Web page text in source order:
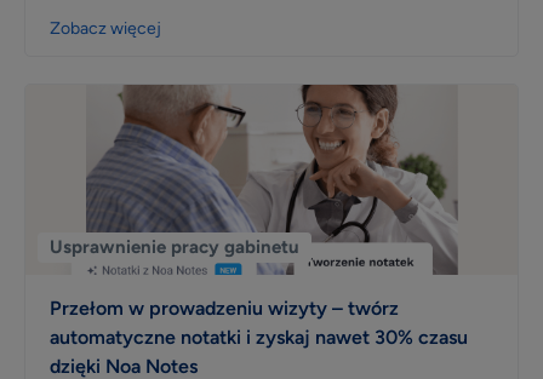
Efektywność i rozwój
Social media
Usprawnienie pracy placówki
Biblioteka dla placówek
Usprawnienie pracy placówki
Video
Zobacz więcej
Usprawnienie pracy gabinetu
Przełom w prowadzeniu wizyty – twórz
automatyczne notatki i zyskaj nawet 30% czasu
dzięki Noa Notes